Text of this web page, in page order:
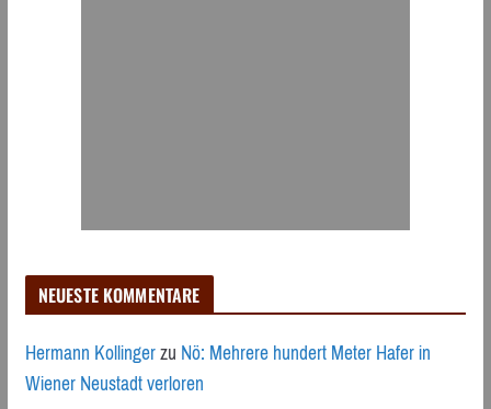
NEUESTE KOMMENTARE
Hermann KollingerzuNö: Mehrere hundert Meter Hafer in
Wiener Neustadt verloren